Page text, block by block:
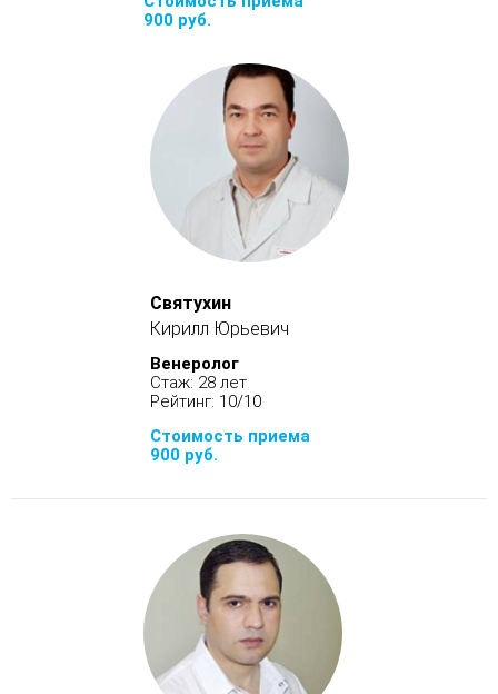
900 руб.
Святухин
Кирилл Юрьевич
Венеролог
Стаж: 28 лет
Рейтинг: 10/10
Стоимость приема
900 руб.